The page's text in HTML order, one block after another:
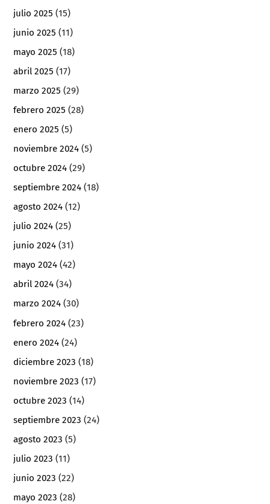
julio 2025 (15)
junio 2025 (11)
mayo 2025 (18)
abril 2025 (17)
marzo 2025 (29)
febrero 2025 (28)
enero 2025 (5)
noviembre 2024 (5)
octubre 2024 (29)
septiembre 2024 (18)
agosto 2024 (12)
julio 2024 (25)
junio 2024 (31)
mayo 2024 (42)
abril 2024 (34)
marzo 2024 (30)
febrero 2024 (23)
enero 2024 (24)
diciembre 2023 (18)
noviembre 2023 (17)
octubre 2023 (14)
septiembre 2023 (24)
agosto 2023 (5)
julio 2023 (11)
junio 2023 (22)
mayo 2023 (28)